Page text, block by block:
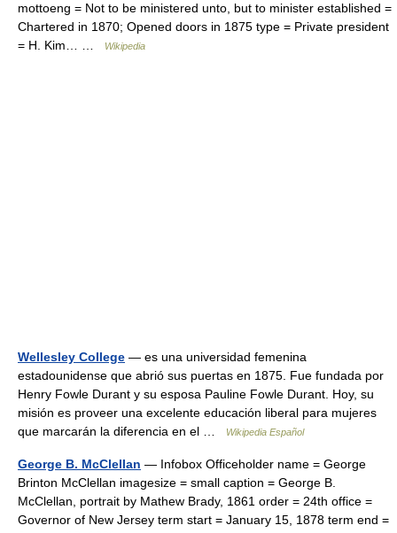
mottoeng = Not to be ministered unto, but to minister established =
Chartered in 1870; Opened doors in 1875 type = Private president
= H. Kim… …
Wikipedia
Wellesley College — es una universidad femenina
estadounidense que abrió sus puertas en 1875. Fue fundada por
Henry Fowle Durant y su esposa Pauline Fowle Durant. Hoy, su
misión es proveer una excelente educación liberal para mujeres
que marcarán la diferencia en el …
Wikipedia Español
George B. McClellan — Infobox Officeholder name = George
Brinton McClellan imagesize = small caption = George B.
McClellan, portrait by Mathew Brady, 1861 order = 24th office =
Governor of New Jersey term start = January 15, 1878 term end =